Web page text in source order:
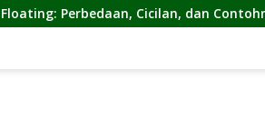
dan Contohnya NON by